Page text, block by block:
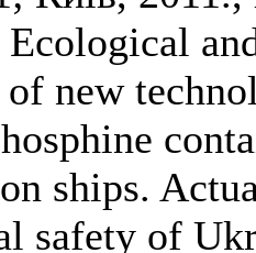
new
ships.
safety of